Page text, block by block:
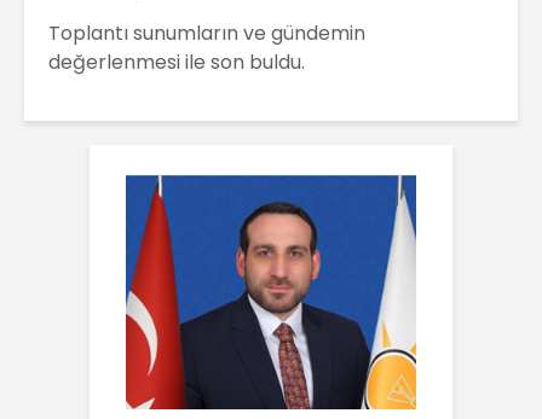
Toplantı sunumların ve gündemin
değerlenmesi ile son buldu.